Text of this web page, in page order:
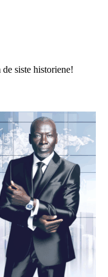
siste historiene!